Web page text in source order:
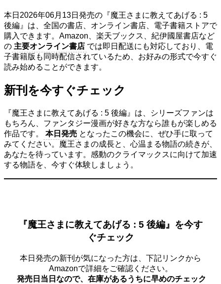
本日2026年06月13日発売の『魔王さまに教えてあげる : 5
後編』は、全国の書店、オンライン書店、電子書籍ストアで
購入できます。Amazon、楽天ブックス、紀伊國屋書店など
の 主要オンライン書店 では即日配送にも対応しており、電
子書籍版も同時配信されているため、お好みの形式で今すぐ
読み始めることができます。
新刊を今すぐチェック
『魔王さまに教えてあげる : 5 後編』は、シリーズファンは
もちろん、ファンタジー漫画が好きな方なら誰もが楽しめる
作品です。
本日発売 となったこの機会に、ぜひ手に取って
みてください。魔王さまの成長と、心温まる物語の続きが、
あなたを待っています。感動のクライマックスに向けて加速
する物語を、今すぐ体験しましょう。
『魔王さまに教えてあげる : 5 後編』を今す
ぐチェック
本日発売の新刊が気になった方は、下記リンクから
Amazonで詳細をご確認ください。
発売日当日なので、在庫があるうちに早めのチェック